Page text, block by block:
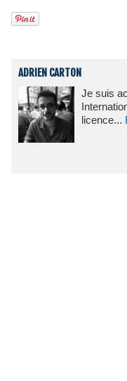
ADRIEN CARTON
Je suis
licence...